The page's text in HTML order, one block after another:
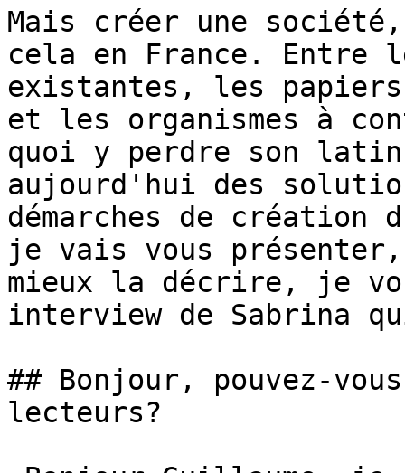
Mais créer une
cela en France. Entre
existantes, les
et les organismes à
quoi y perdre son
aujourd'hui des
démarches de
je vais vous
mieux la décrire, je
interview de Sabrina
## Bonjour, pouvez-
lecteurs?